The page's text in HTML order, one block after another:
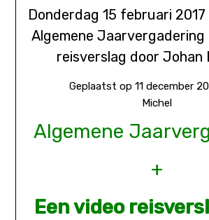
Donderdag 15 februari
Algemene Jaarvergadering
reisverslag door Johan
Geplaatst op 11 december
Michel
Algemene
+
Een video